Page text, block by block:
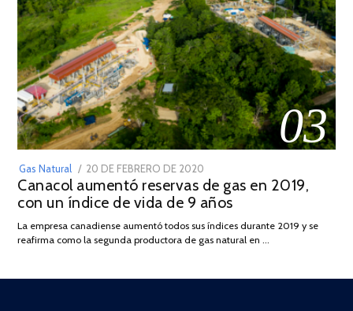
03
Gas Natural
POSTED
ON
20 DE FEBRERO DE 2020
DE
JULIO
2025
Canacol aumentó reservas de gas en 2019,
con un índice de vida de 9 años
La empresa canadiense aumentó todos sus índices durante 2019 y se
reafirma como la segunda productora de gas natural en …